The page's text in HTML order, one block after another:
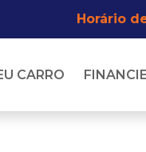
Horário
CARRO FINANCIE